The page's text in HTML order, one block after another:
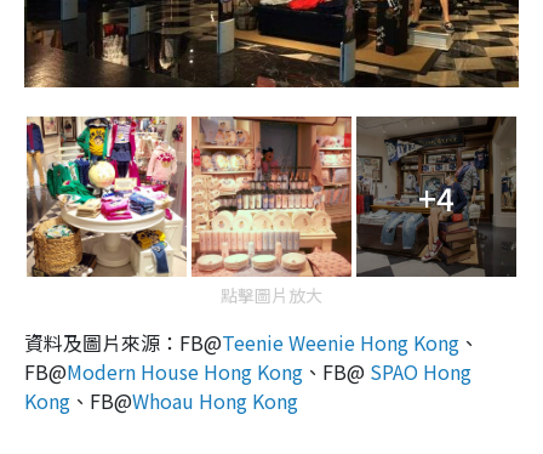
+4
點擊圖片放大
資料及圖片來源：FB@Teenie Weenie Hong Kong 、
FB@Modern House Hong Kong 、FB@ SPAO Hong
Kong 、FB@Whoau Hong Kong